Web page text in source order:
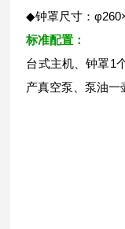
◆钟罩尺寸：
标准配置：
台式主机、钟罩1
产真空泵、泵油一